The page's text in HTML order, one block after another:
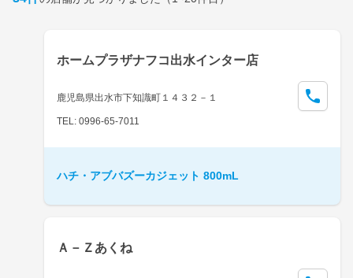
取扱店検索はこちら
ホームプラザナフコ出水インター店
鹿児島県出水市下知識町１４３２－１
TEL: 0996-65-7011
ハチ・アブバズーカジェット 800mL
Ａ－Ｚあくね